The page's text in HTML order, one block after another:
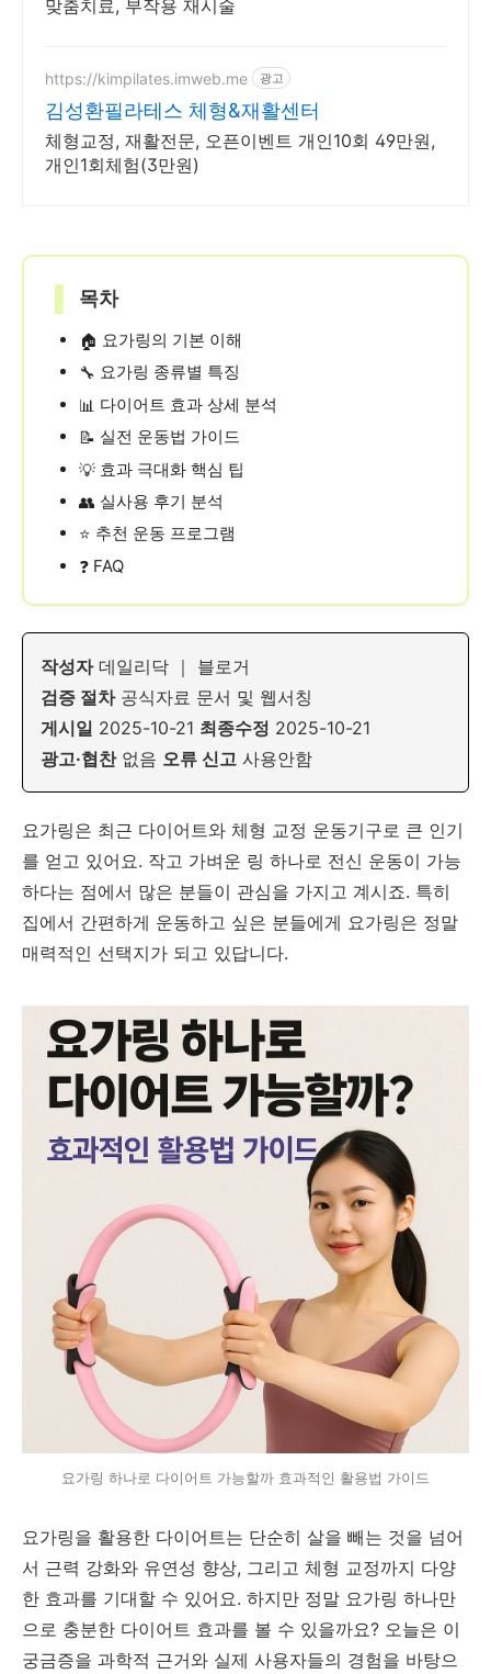
맞춤치료, 부작용 재시술
https://kimpilates.imweb.me 광고
김성환필라테스 체형&재활센터
체형교정, 재활전문, 오픈이벤트 개인10회 49만원,
개인1회체험(3만원)
목차
🏠 요가링의 기본 이해
🔧 요가링 종류별 특징
📊 다이어트 효과 상세 분석
📝 실전 운동법 가이드
💡 효과 극대화 핵심 팁
👥 실사용 후기 분석
⭐ 추천 운동 프로그램
❓ FAQ
작성자데일리닥 ｜ 블로거
검증 절차공식자료 문서 및 웹서칭
게시일 2025-10-21 최종수정 2025-10-21
광고·협찬없음 오류 신고 사용안함
요가링은 최근 다이어트와 체형 교정 운동기구로 큰 인기
를 얻고 있어요. 작고 가벼운 링 하나로 전신 운동이 가능
하다는 점에서 많은 분들이 관심을 가지고 계시죠. 특히
집에서 간편하게 운동하고 싶은 분들에게 요가링은 정말
매력적인 선택지가 되고 있답니다.
요가링 하나로 다이어트 가능할까 효과적인 활용법 가이드
요가링을 활용한 다이어트는 단순히 살을 빼는 것을 넘어
서 근력 강화와 유연성 향상, 그리고 체형 교정까지 다양
한 효과를 기대할 수 있어요. 하지만 정말 요가링 하나만
으로 충분한 다이어트 효과를 볼 수 있을까요? 오늘은 이
궁금증을 과학적 근거와 실제 사용자들의 경험을 바탕으